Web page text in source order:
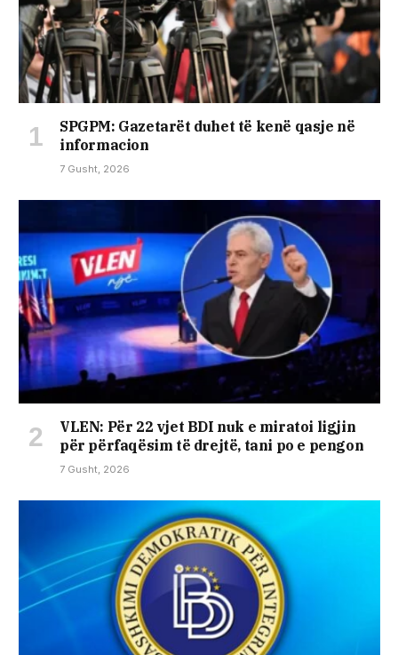
SPGPM: Gazetarët duhet të kenë qasje në
informacion
7 Gusht, 2026
VLEN: Për 22 vjet BDI nuk e miratoi ligjin
për përfaqësim të drejtë, tani po e pengon
7 Gusht, 2026